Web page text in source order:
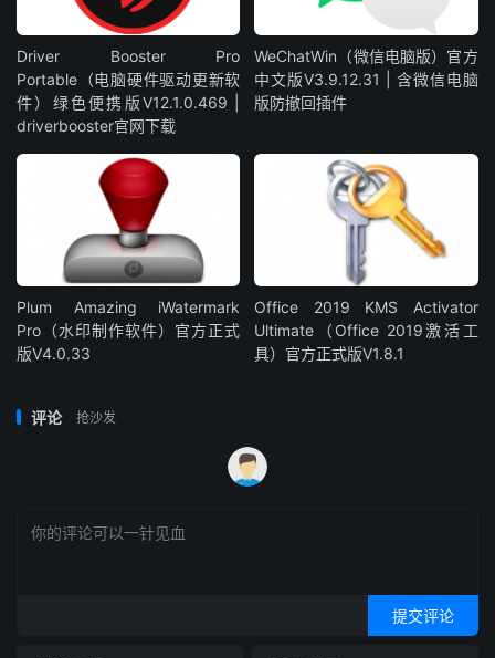
Driver Booster Pro
Portable（电脑硬件驱动更新软
件）绿色便携版V12.1.0.469 |
driverbooster官网下载
WeChatWin（微信电脑版）官方
中文版V3.9.12.31 | 含微信电脑
版防撤回插件
Plum Amazing iWatermark
Pro（水印制作软件）官方正式
版V4.0.33
Office 2019 KMS Activator
Ultimate（Office 2019激活工
具）官方正式版V1.8.1
评论 抢沙发
提交评论